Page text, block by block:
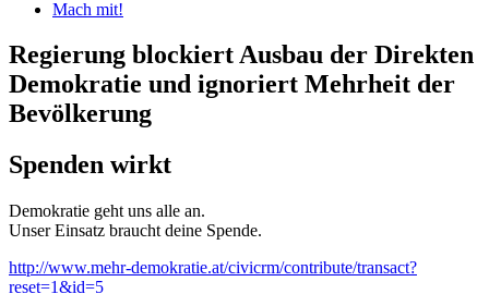
Mach mit!
Regierung blockiert Ausbau der Direkten
Demokratie und ignoriert Mehrheit der
Bevölkerung
Spenden wirkt
Demokratie geht uns alle an.
Unser Einsatz braucht deine Spende.
http://www.mehr-demokratie.at/civicrm/contribute/transact?
reset=1&id=5